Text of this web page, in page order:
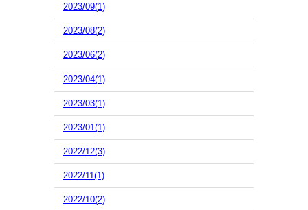
2023/09(1)
2023/08(2)
2023/06(2)
2023/04(1)
2023/03(1)
2023/01(1)
2022/12(3)
2022/11(1)
2022/10(2)